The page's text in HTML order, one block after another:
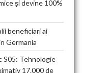
și devine 100%
beneficiari ai
Germania
S05: Tehnologie
17.000 de